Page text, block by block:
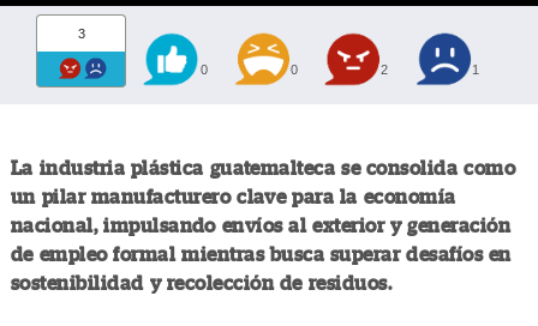
3
0 0 2 1
La industria plástica guatemalteca se consolida como
un pilar manufacturero clave para la economía
nacional, impulsando envíos al exterior y generación
de empleo formal mientras busca superar desafíos en
sostenibilidad y recolección de residuos.